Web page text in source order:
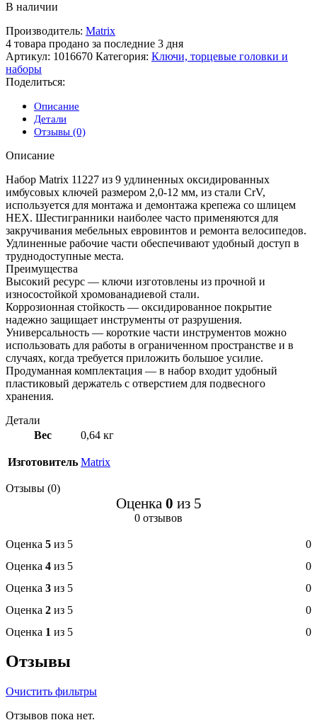
В наличии
Производитель: Matrix
4 товара продано за последние 3 дня
Артикул: 1016670 Категория: Ключи, торцевые головки и
наборы
Поделиться:
Описание
Детали
Отзывы (0)
Описание
Набор Matrix 11227 из 9 удлиненных оксидированных
имбусовых ключей размером 2,0-12 мм, из стали CrV,
используется для монтажа и демонтажа крепежа со шлицем
HEX. Шестигранники наиболее часто применяются для
закручивания мебельных евровинтов и ремонта велосипедов.
Удлиненные рабочие части обеспечивают удобный доступ в
труднодоступные места.
Преимущества
Высокий ресурс — ключи изготовлены из прочной и
износостойкой хромованадиевой стали.
Коррозионная стойкость — оксидированное покрытие
надежно защищает инструменты от разрушения.
Универсальность — короткие части инструментов можно
использовать для работы в ограниченном пространстве и в
случаях, когда требуется приложить большое усилие.
Продуманная комплектация — в набор входит удобный
пластиковый держатель с отверстием для подвесного
хранения.
Детали
Вес
0,64 кг
Изготовитель Matrix
Отзывы (0)
Оценка 0 из 5
0 отзывов
Оценка 5 из 5
0
Оценка 4 из 5
0
Оценка 3 из 5
0
Оценка 2 из 5
0
Оценка 1 из 5 0
Отзывы
Очистить фильтры
Отзывов пока нет.